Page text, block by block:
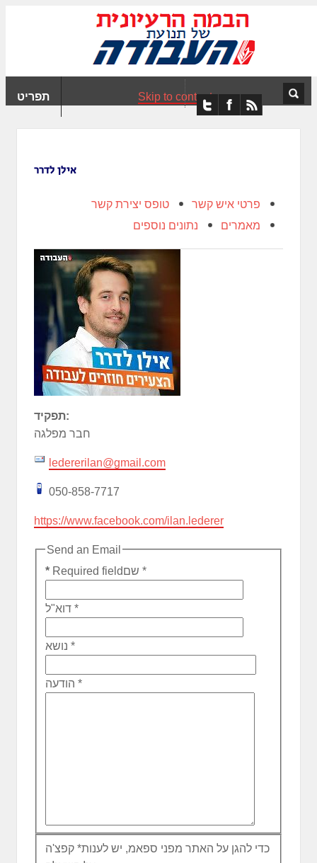
תפריט Skip to content
אילן לדרר
פרטי איש קשר
טופס יצירת קשר
מאמרים
נתונים נוספים
תפקיד:
חבר מפלגה
ledererilan@gmail.com
050-858-7717
https://www.facebook.com/ilan.lederer
Send an Email
* Required fieldשם *
דוא"ל *
נושא *
הודעה *
קפצ'ה *כדי להגן על האתר מפני ספאמ, יש לענות